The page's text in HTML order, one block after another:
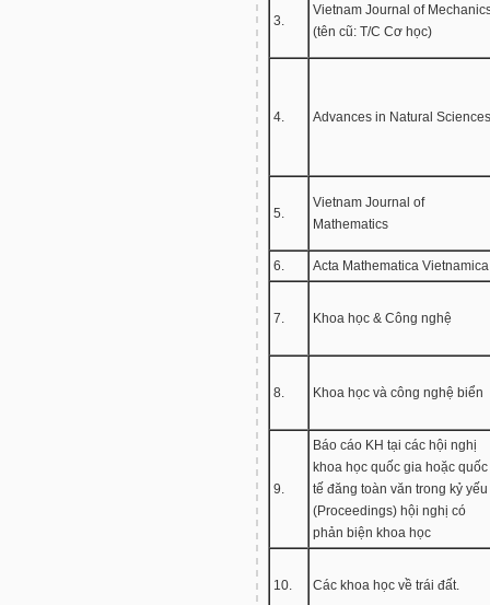
3.
Vietnam Journal of
(tên cũ: T/C Cơ học)
4. Advances in Natural Sciences
5.
Vietnam Journal of
Mathematics
6. Acta Mathematica Vietnamica
7. Khoa học & Công nghệ
8. Khoa học và công nghệ biển
9.
Báo cáo KH tại các hội nghị
khoa học quốc gia hoặc quốc
tế đăng toàn văn trong kỷ yếu
(Proceedings) hội nghị có
phản biện khoa học
10. Các khoa học về trái đất.